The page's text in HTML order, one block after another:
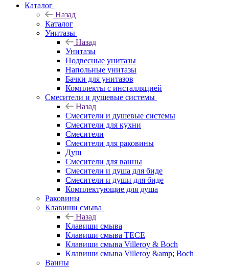
Каталог
Назад
Каталог
Унитазы
Назад
Унитазы
Подвесные унитазы
Напольные унитазы
Бачки для унитазов
Комплекты с инсталляцией
Смесители и душевые системы
Назад
Смесители и душевые системы
Смесители для кухни
Смесители
Смесители для раковины
Душ
Смесители для ванны
Смесители и душа для биде
Смесители и души для биде
Комплектующие для душа
Раковины
Клавиши смыва
Назад
Клавиши смыва
Клавиши смыва TECE
Клавиши смыва Villeroy & Boch
Клавиши смыва Villeroy &amp; Boch
Ванны